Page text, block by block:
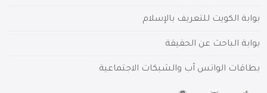
بوابة الكويت للتعريف بالإسلام
بوابة الباحث عن الحقيقة
بطاقات الواتس آب والشبكات الاجتماعية